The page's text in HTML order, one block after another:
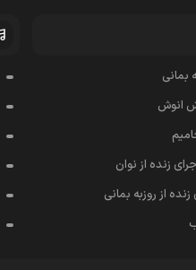
بمانی
انوش
زنده از نوان
از روزبه بمانی